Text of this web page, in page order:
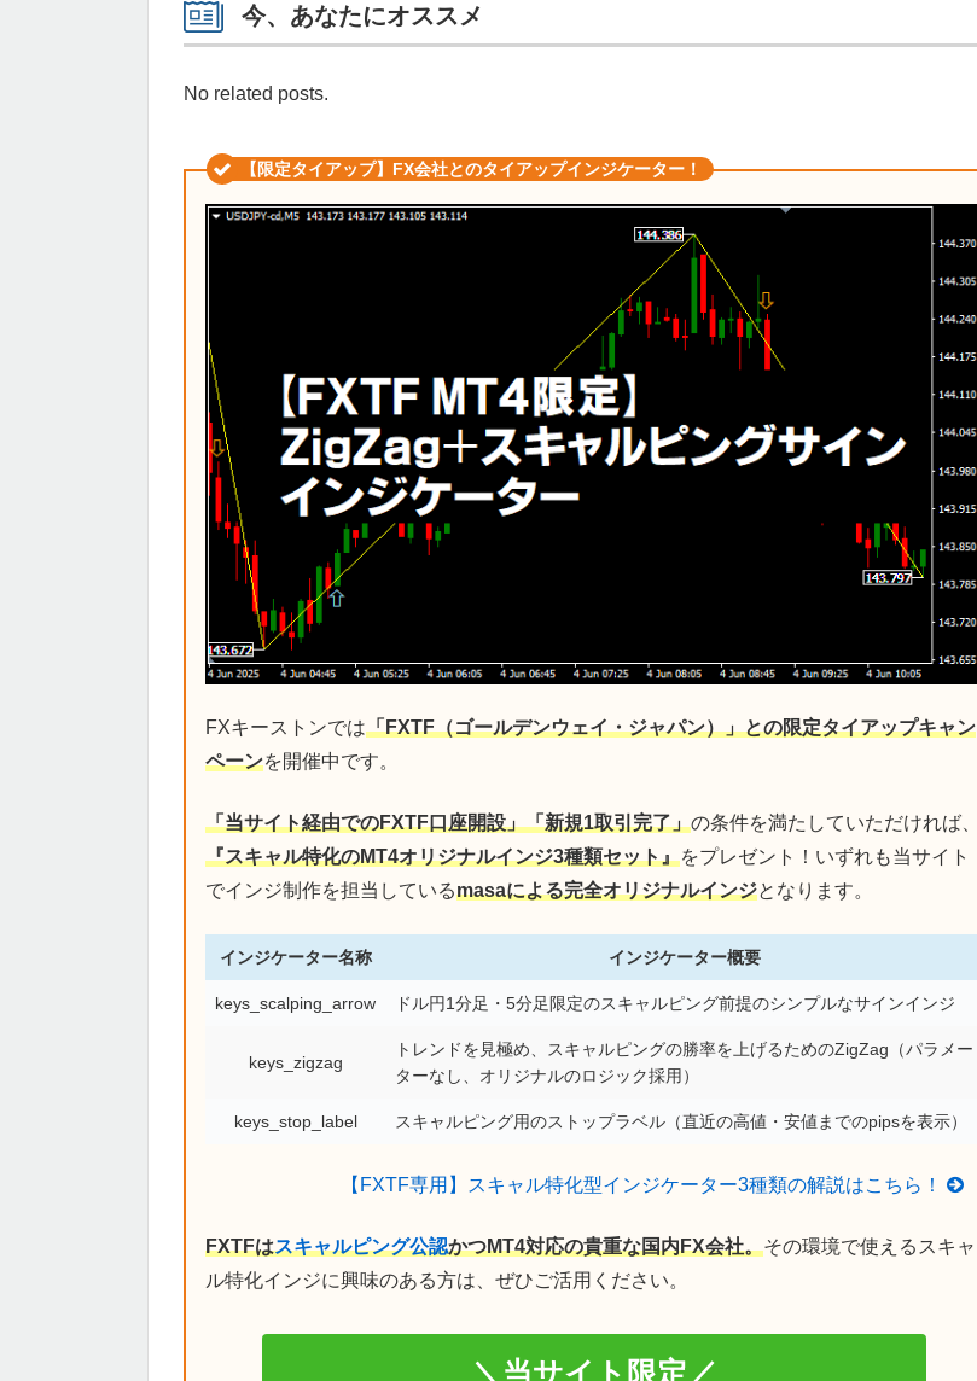
今、あなたにオススメ
No related posts.
【限定タイアップ】FX会社とのタイアップインジケーター！
FXキーストンでは「FXTF（ゴールデンウェイ・ジャパン）」との限定タイアップキャン
ペーンを開催中です。
「当サイト経由でのFXTF口座開設」「新規1取引完了」の条件を満たしていただければ、
『スキャル特化のMT4オリジナルインジ3種類セット』をプレゼント！いずれも当サイト
でインジ制作を担当しているmasaによる完全オリジナルインジとなります。
インジケーター名称 インジケーター概要
keys_scalping_arrow ドル円1分足・5分足限定のスキャルピング前提のシンプルなサインインジ
keys_zigzag
トレンドを見極め、スキャルピングの勝率を上げるためのZigZag（パラメー
ターなし、オリジナルのロジック採用）
keys_stop_label スキャルピング用のストップラベル（直近の高値・安値までのpipsを表示）
【FXTF専用】スキャル特化型インジケーター3種類の解説はこちら！
FXTFはスキャルピング公認かつMT4対応の貴重な国内FX会社。その環境で使えるスキャ
ル特化インジに興味のある方は、ぜひご活用ください。
＼当サイト限定／